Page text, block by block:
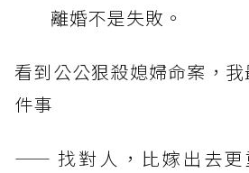
離婚不是失敗。
看到公公狠殺媳婦命案，
件事
—— 找對人，比嫁出去更